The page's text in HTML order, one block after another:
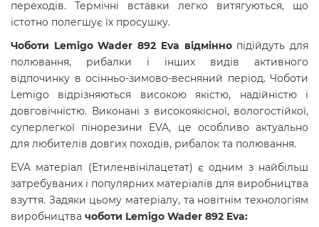
переходів. Термічні вставки легко витягуються, що
істотно полегшує їх просушку.
Чоботи Lemigo Wader 892 Eva відмінно підійдуть для
полювання, рибалки і інших видів активного
відпочинку в осінньо-зимово-весняний період. Чоботи
Lemigo відрізняються високою якістю, надійністю і
довговічністю. Виконані з високоякісної, вологостійкої,
суперлегкої пінорезини EVA, це особливо актуально
для любителів довгих походів, рибалок та полювання.
EVA матеріал (Етиленвінілацетат) є одним з найбільш
затребуваних і популярних матеріалів для виробництва
взуття. Задяки цьому матеріалу, та новітнім технологіям
виробництва чоботи Lemigo Wader 892 Eva: